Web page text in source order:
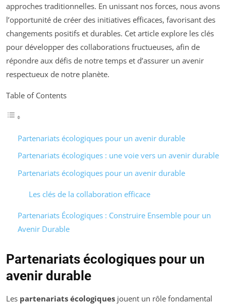
approches traditionnelles. En unissant nos forces, nous avons
l’opportunité de créer des initiatives efficaces, favorisant des
changements positifs et durables. Cet article explore les clés
pour développer des collaborations fructueuses, afin de
répondre aux défis de notre temps et d’assurer un avenir
respectueux de notre planète.
Table of Contents
Partenariats écologiques pour un avenir durable
Partenariats écologiques : une voie vers un avenir durable
Partenariats écologiques pour un avenir durable
Les clés de la collaboration efficace
Partenariats Écologiques : Construire Ensemble pour un
Avenir Durable
Partenariats écologiques pour un
avenir durable
Les partenariats écologiques jouent un rôle fondamental